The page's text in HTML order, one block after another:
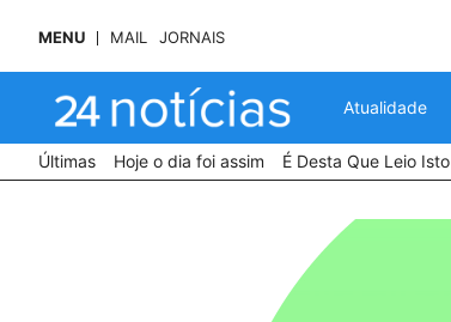
MENU MAIL JORNAIS
Atualidade
Últimas Hoje o dia foi assim É Desta Que Leio Isto